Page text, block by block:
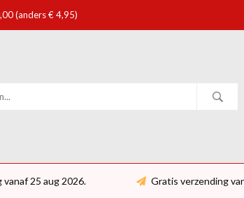
(anders € 4,95)
vanaf 25 aug 2026. Gratis verzending